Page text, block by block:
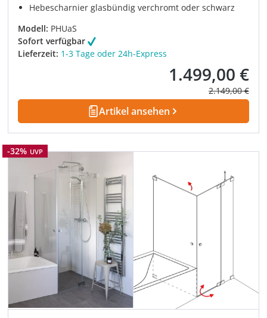
Hebescharnier glasbündig verchromt oder schwarz
Modell: PHUaS
Sofort verfügbar
Lieferzeit: 1-3 Tage oder 24h-Express
Verkaufspreis:
1.499,00 €
Regulärer
2.149,00 €
Artikel ansehen
Rabatt
-32% UVP